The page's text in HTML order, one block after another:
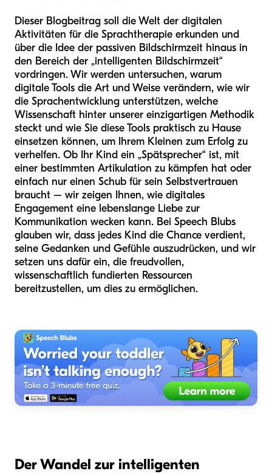
Dieser Blogbeitrag soll die Welt der digitalen
Aktivitäten für die Sprachtherapie erkunden und
über die Idee der passiven Bildschirmzeit hinaus in
den Bereich der „intelligenten Bildschirmzeit“
vordringen. Wir werden untersuchen, warum
digitale Tools die Art und Weise verändern, wie wir
die Sprachentwicklung unterstützen, welche
Wissenschaft hinter unserer einzigartigen Methodik
steckt und wie Sie diese Tools praktisch zu Hause
einsetzen können, um Ihrem Kleinen zum Erfolg zu
verhelfen. Ob Ihr Kind ein „Spätsprecher“ ist, mit
einer bestimmten Artikulation zu kämpfen hat oder
einfach nur einen Schub für sein Selbstvertrauen
braucht – wir zeigen Ihnen, wie digitales
Engagement eine lebenslange Liebe zur
Kommunikation wecken kann. Bei Speech Blubs
glauben wir, dass jedes Kind die Chance verdient,
seine Gedanken und Gefühle auszudrücken, und wir
setzen uns dafür ein, die freudvollen,
wissenschaftlich fundierten Ressourcen
bereitzustellen, um dies zu ermöglichen.
Der Wandel zur intelligenten